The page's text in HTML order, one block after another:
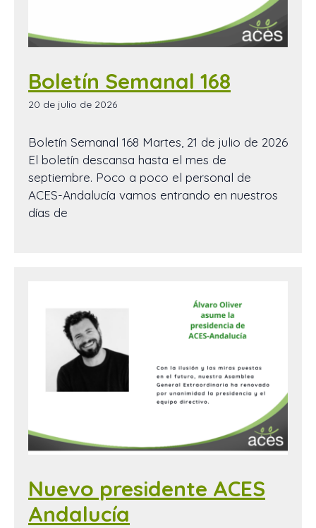
Boletín Semanal 168
20 de julio de 2026
Boletín Semanal 168 Martes, 21 de julio de 2026
El boletín descansa hasta el mes de
septiembre. Poco a poco el personal de
ACES-Andalucía vamos entrando en nuestros
días de
Nuevo presidente ACES
Andalucía